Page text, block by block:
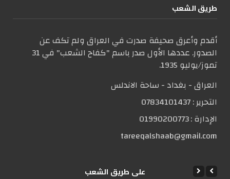
طریق الشعب
أقدم وأعرق صحيفة صدرت في العراق ولم تكف عن
الصدور. عددها الأول صدر باسم "كفاح الشعب" في 31
تموز/يوليو 1935.
العراق - بغداد - ساحة الاندلس
التحریر :07834101437
الإدارة :01990200773
tareeqalshaab@gmail.com
علی طریق الشعب